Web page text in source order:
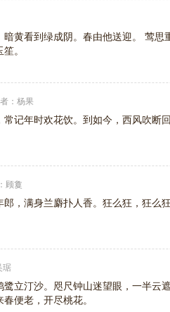
黄看到绿成阴。春由他送迎。 莺思
。
： 杨果
记年时欢花饮。到如今，西风吹断
顾敻
，满身兰麝扑人香。狂么狂，狂么
琚
鹭立汀沙。咫尺钟山迷望眼，一半云
便老，开尽桃花。